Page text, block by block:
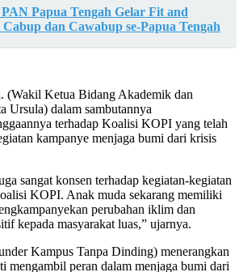
Papua Tengah Gelar Fit and
dan Cawabup se-Papua Tengah
(Wakil Ketua Bidang Akademik dan
Ursula) dalam sambutannya
terhadap Koalisi KOPI yang telah
kampanye menjaga bumi dari krisis
sangat konsen terhadap kegiatan-kegiatan
KOPI. Anak muda sekarang memiliki
perubahan iklim dan
kepada masyarakat luas,” ujarnya.
Kampus Tanpa Dinding) menerangkan
mengambil peran dalam menjaga bumi dari